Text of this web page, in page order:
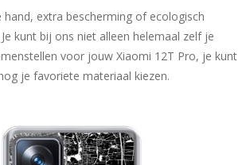
hand, extra bescherming of ecologisch
kunt bij ons niet alleen helemaal zelf je
voor jouw Xiaomi 12T Pro, je kunt
je favoriete materiaal kiezen.